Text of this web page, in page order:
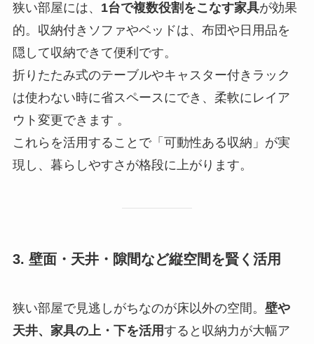
狭い部屋には、 1台で複数役割をこなす家具が効果
的。収納付きソファやベッドは、布団や日用品を
隠して収納できて便利です。
折りたたみ式のテーブルやキャスター付きラック
は使わない時に省スペースにでき、柔軟にレイア
ウト変更できます 。
これらを活用することで「可動性ある収納」が実
現し、暮らしやすさが格段に上がります。
3. 壁面・天井・隙間など縦空間を賢く活用
狭い部屋で見逃しがちなのが床以外の空間。 壁や
天井、家具の上・下を活用すると収納力が大幅ア